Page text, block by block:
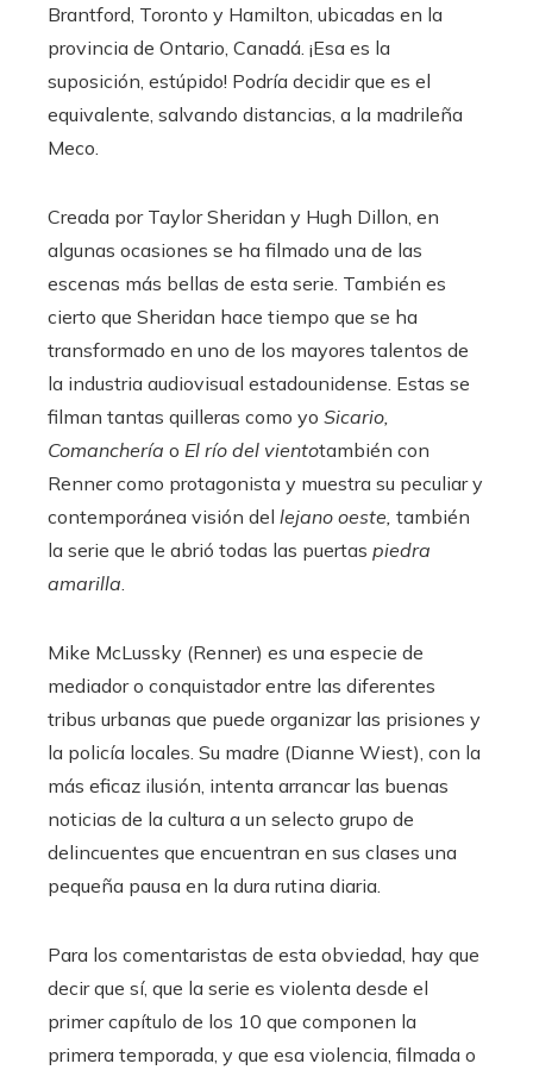
Brantford, Toronto y Hamilton, ubicadas en la
provincia de Ontario, Canadá. ¡Esa es la
suposición, estúpido! Podría decidir que es el
equivalente, salvando distancias, a la madrileña
Meco.
Creada por Taylor Sheridan y Hugh Dillon, en
algunas ocasiones se ha filmado una de las
escenas más bellas de esta serie. También es
cierto que Sheridan hace tiempo que se ha
transformado en uno de los mayores talentos de
la industria audiovisual estadounidense. Estas se
filman tantas quilleras como yo Sicario,
Comanchería o El río del vientotambién con
Renner como protagonista y muestra su peculiar y
contemporánea visión del lejano oeste, también
la serie que le abrió todas las puertas piedra
amarilla
Mike McLussky (Renner) es una especie de
mediador o conquistador entre las diferentes
tribus urbanas que puede organizar las prisiones y
la policía locales. Su madre (Dianne Wiest), con la
más eficaz ilusión, intenta arrancar las buenas
noticias de la cultura a un selecto grupo de
delincuentes que encuentran en sus clases una
pequeña pausa en la dura rutina diaria.
Para los comentaristas de esta obviedad, hay que
decir que sí, que la serie es violenta desde el
primer capítulo de los 10 que componen la
primera temporada, y que esa violencia, filmada o